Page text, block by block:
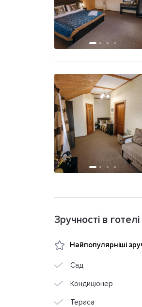
Зручності в
Найпопулярніші
Сад
Кондиціонер
Тераса